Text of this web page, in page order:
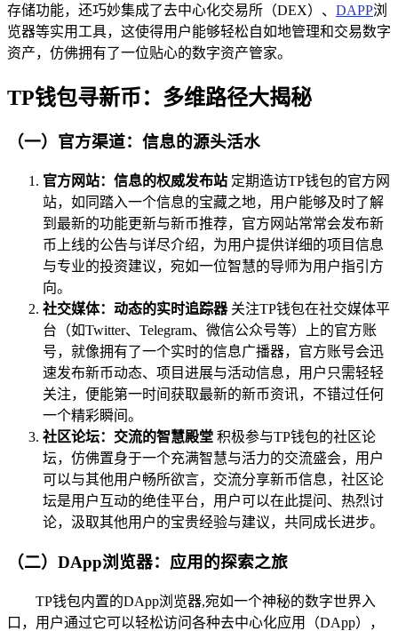
存储功能，还巧妙集成了去中心化交易所（DEX）、 DAPP浏
览器等实用工具，这使得用户能够轻松自如地管理和交易数字
资产，仿佛拥有了一位贴心的数字资产管家。
TP钱包寻新币：多维路径大揭秘
（一）官方渠道：信息的源头活水
官方网站：信息的权威发布站 定期造访TP钱包的官方网
站，如同踏入一个信息的宝藏之地，用户能够及时了解
到最新的功能更新与新币推荐，官方网站常常会发布新
币上线的公告与详尽介绍，为用户提供详细的项目信息
与专业的投资建议，宛如一位智慧的导师为用户指引方
向。
社交媒体：动态的实时追踪器关注TP钱包在社交媒体平
台（如Twitter、Telegram、微信公众号等）上的官方账
号，就像拥有了一个实时的信息广播器，官方账号会迅
速发布新币动态、项目进展与活动信息，用户只需轻轻
关注，便能第一时间获取最新的新币资讯，不错过任何
一个精彩瞬间。
社区论坛：交流的智慧殿堂 积极参与TP钱包的社区论
坛，仿佛置身于一个充满智慧与活力的交流盛会，用户
可以与其他用户畅所欲言，交流分享新币信息，社区论
坛是用户互动的绝佳平台，用户可以在此提问、热烈讨
论，汲取其他用户的宝贵经验与建议，共同成长进步。
（二）DApp浏览器：应用的探索之旅
TP钱包内置的DApp浏览器,宛如一个神秘的数字世界入
口，用户通过它可以轻松访问各种去中心化应用（DApp），